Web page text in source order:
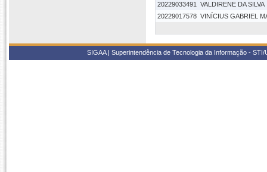
20229033491
VALDIRENE DA SILVA
20229017578 VINÍCIUS GABRIEL
SIGAA | Superintendência de Tecnologia da Informação -